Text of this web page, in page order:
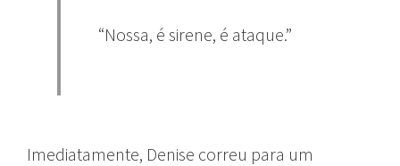
“Nossa, é sirene, é ataque.”
Imediatamente, Denise correu para um